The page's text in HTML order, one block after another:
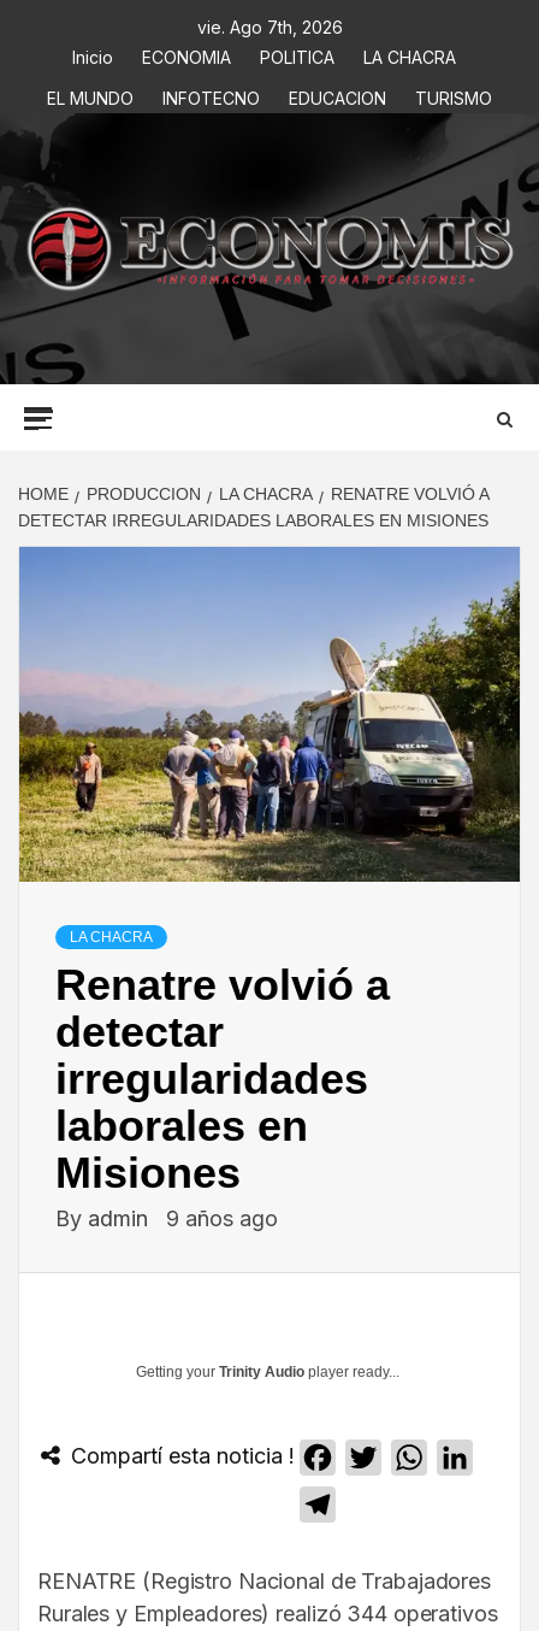
vie. Ago 7th, 2026
Inicio
ECONOMIA POLITICA
LA CHACRA
EL MUNDO
INFOTECNO EDUCACION TURISMO
ECONOMIS
INFORMACIÓN PARA TOMAR DECISIONES
HOME PRODUCCION LA CHACRA
RENATRE VOLVIÓ A
DETECTAR IRREGULARIDADES LABORALES EN MISIONES
LA CHACRA
Renatre volvió a
detectar
irregularidades
laborales en
Misiones
By admin 9 años ago
Getting your Trinity Audio player ready...
Compartí esta noticia ! Facebook
TwitterWhatsApp
RENATRE (Registro Nacional de Trabajadores
Rurales y Empleadores) realizó 344 operativos